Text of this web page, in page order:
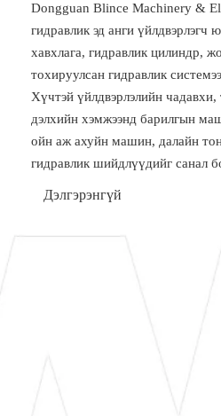
Dongguan Blince Machinery &
гидравлик эд анги
хавхлага, гидравлик цилиндр,
тохируулсан гидравлик
Хүчтэй үйлдвэрлэлийн
дэлхийн хэмжээнд барилгын
ойн аж ахуйн машин, далайн
гидравлик шийдлүүдийг санал
Дэлгэрэнгүй
уншина уу